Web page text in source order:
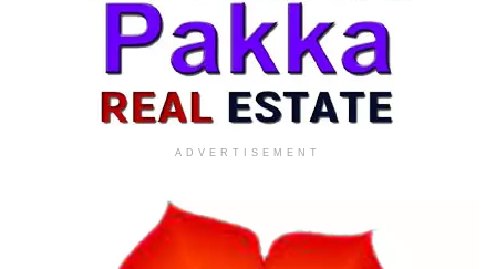
ADVERTISEMENT